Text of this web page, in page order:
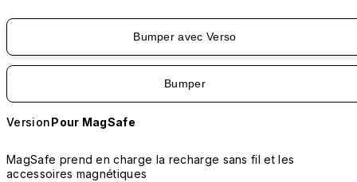
Bumper avec Verso
Bumper
VersionPour MagSafe
MagSafe prend en charge la recharge sans fil et les
accessoires magnétiques